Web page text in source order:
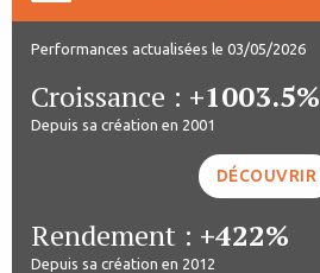
Performances actualisées le 03/05/2026
Croissance : +1003.5%
Depuis sa création en 2001
DÉCOUVRIR
Rendement : +422%
Depuis sa création en 2012